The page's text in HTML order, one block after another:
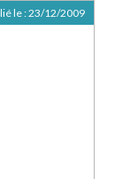
le :23/12/2009